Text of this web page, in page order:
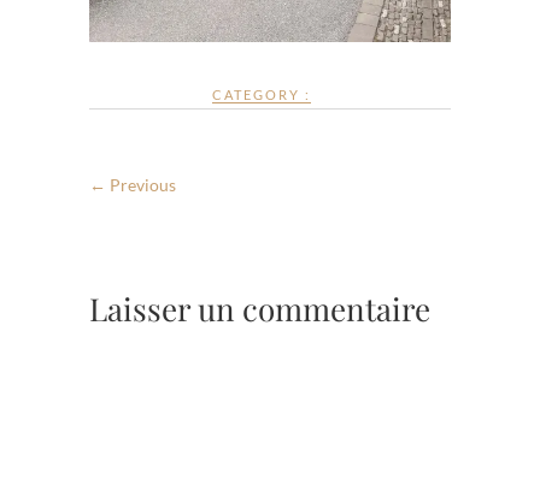
CATEGORY :
← Previous
Laisser un commentaire